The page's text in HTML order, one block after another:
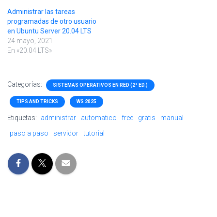
Administrar las tareas
programadas de otro usuario
en Ubuntu Server 20.04 LTS
24 mayo, 2021
En «20.04 LTS»
Categorías: SISTEMAS OPERATIVOS EN RED (2ª ED.)
TIPS AND TRICKS WS 2025
Etiquetas: administrar automatico free gratis
manual
paso a paso
servidor tutorial